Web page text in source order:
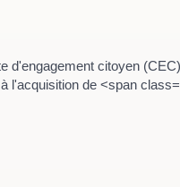
d'engagement citoyen
l'acquisition de <span